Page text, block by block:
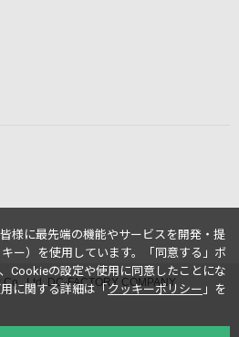
Ltd. DC-FACTORY COMPANY
様に最先端の機能やサービスを開発・提
ー）を使用しています。
「同意する」ボ
Cookieの設定や使用に同意したことにな
に関する詳細は「 クッキーポリシー 」を